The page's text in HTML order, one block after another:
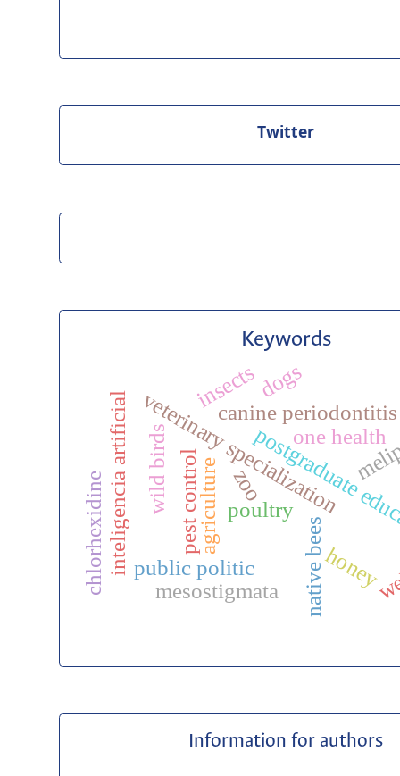
Twitter
Keywords
veterinary specialization
postgraduate
one health
native bees
agriculture
public politic
wild birds
mesostigmata
zoo
honey
inteligencia artificial
chlorhexidine
canine periodontitis
poultry
pest control
insectsdogs
Information for authors